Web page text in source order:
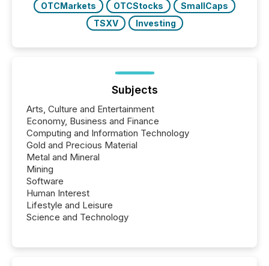
OTCMarkets
OTCStocks
SmallCaps
TSXV
Investing
Subjects
Arts, Culture and Entertainment
Economy, Business and Finance
Computing and Information Technology
Gold and Precious Material
Metal and Mineral
Mining
Software
Human Interest
Lifestyle and Leisure
Science and Technology